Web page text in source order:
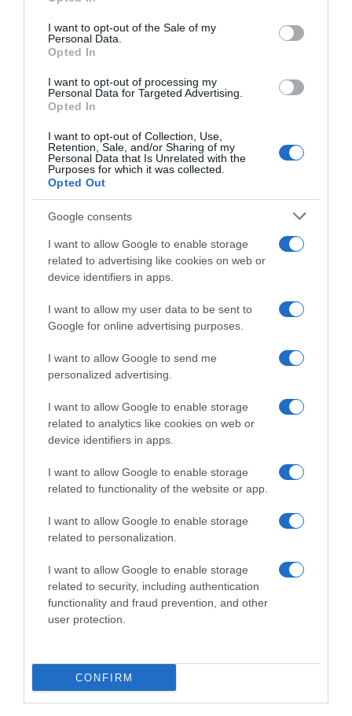
use your data for below specified purposes in below Google
consent section.
I want to opt-out of the Sale of my
Personal Data.
Opted In
I want to opt-out of processing my
Personal Data for Targeted Advertising.
Opted In
I want to opt-out of Collection, Use,
Retention, Sale, and/or Sharing of my
Personal Data that Is Unrelated with the
Purposes for which it was collected.
Opted Out
Google consents
I want to allow Google to enable storage
related to advertising like cookies on web or
device identifiers in apps.
I want to allow my user data to be sent to
Google for online advertising purposes.
I want to allow Google to send me
personalized advertising.
I want to allow Google to enable storage
related to analytics like cookies on web or
device identifiers in apps.
I want to allow Google to enable storage
related to functionality of the website or app.
I want to allow Google to enable storage
related to personalization.
I want to allow Google to enable storage
related to security, including authentication
functionality and fraud prevention, and other
user protection.
CONFIRM
βρίζει και να τη χτυπάει”
τουρίστας θέλησε να πληρώσει για να
ασελγήσει σε ανήλικη – Έκανε ερωτική
Ακολούθησε το debater.gr στο
Share Tweet
ΔΙΑΤΡΟΦΗ ΥΓΙΕΙΝΗ ΔΙΑΤΡΟΦΗ
ΔΙΑΦΗΜΙΣΗ
ΣΧΟΛΙΑ